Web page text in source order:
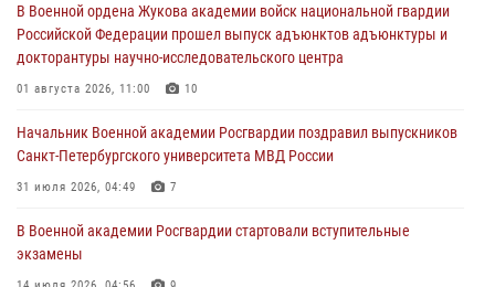
22 июля 2026, 09:41
Мастер‑класс по стрельбе: точность, тактика, профессионализм
20 июля 2026, 11:17 8
108 лет со дня образования подразделений связи войск
В Военной ордена Жукова академии войск национальной гвардии
Российской Федерации прошел выпуск адъюнктов адъюнктуры и
докторантуры научно-исследовательского центра
01 августа 2026, 11:00 10
Начальник Военной академии Росгвардии поздравил выпускников
Санкт-Петербургского университета МВД России
31 июля 2026, 04:49 7
В Военной академии Росгвардии стартовали вступительные
экзамены